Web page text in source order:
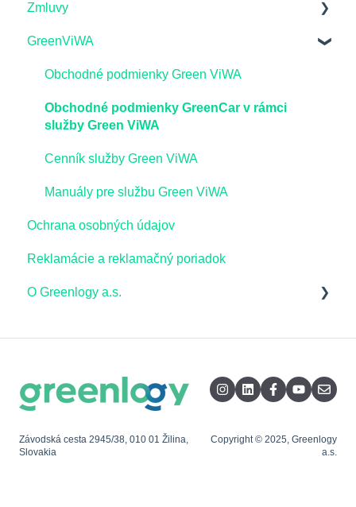
odvetví
Vysvetlenie fakturácie pre domácnosti
GreenShare
Elektromobilita
Distribučné poplatky
Zmluvy
Zmluvy pre domácnosti_dodávka elektriny a
Prepis odberného miesta
GreenViWA
Obchodné podmienky Green ViWA
Obchodné podmienky GreenCar v rámci
služby Green ViWA
Cenník služby Green ViWA
Manuály pre službu Green ViWA
Ochrana osobných údajov
Reklamácie a reklamačný poriadok
O Greenlogy a.s.
Podporná energetická služba
Závodská cesta 2945/38, 010 01 Žilina,
Slovakia
Copyright © 2025, Greenlogy
a.s.